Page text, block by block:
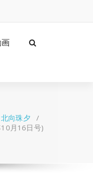
北向珠夕 /
月16日号)